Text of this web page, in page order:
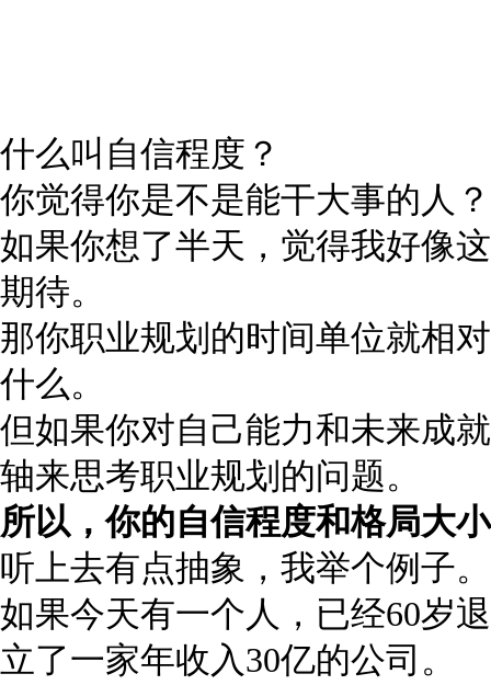
什么叫自信程度？
你觉得你是不是能干大事的人？
如果你想了半天，觉得我好像
期待。
那你职业规划的时间单位就相
什么。
但如果你对自己能力和未来成
轴来思考职业规划的问题。
所以，你的自信程度和格局大
听上去有点抽象，我举个例子。
如果今天有一个人，已经60岁
立了一家年收入30亿的公司。